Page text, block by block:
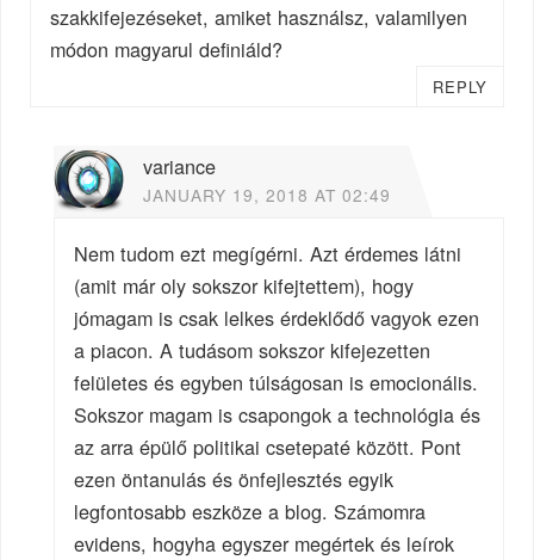
szakkifejezéseket, amiket használsz, valamilyen
módon magyarul definiáld?
REPLY
variance
JANUARY 19, 2018 AT 02:49
Nem tudom ezt megígérni. Azt érdemes látni
(amit már oly sokszor kifejtettem), hogy
jómagam is csak lelkes érdeklődő vagyok ezen
a piacon. A tudásom sokszor kifejezetten
felületes és egyben túlságosan is emocionális.
Sokszor magam is csapongok a technológia és
az arra épülő politikai csetepaté között. Pont
ezen öntanulás és önfejlesztés egyik
legfontosabb eszköze a blog. Számomra
evidens, hogyha egyszer megértek és leírok